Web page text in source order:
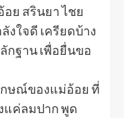
ย สรินยา ไชย
งใจดี เครียดบ้าง
กฐาน เพื่อยื่นขอ
ษณ์ของแม่อ้อย ที่
แค่ลมปาก พูด